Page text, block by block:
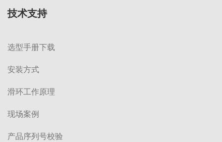
技术支持
选型手册下载
安装方式
滑环工作原理
现场案例
产品序列号校验